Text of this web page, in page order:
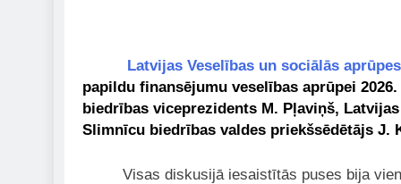
Latvijas Veselības un sociālās
papildu finansējumu veselības aprūpei
biedrības viceprezidents M. Pļaviņš,
Slimnīcu biedrības valdes priekšsēdētājs J.
Visas diskusijā iesaistītās puses bija